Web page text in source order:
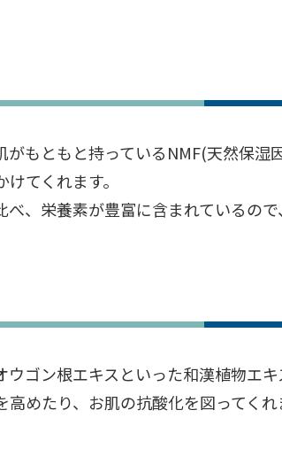
がもともと持っているNMF(天然保湿
てくれます。
べ、栄養素が豊富に含まれているの
ウゴン根エキスといった和漢植物エ
めたり、お肌の抗酸化を図ってくれ